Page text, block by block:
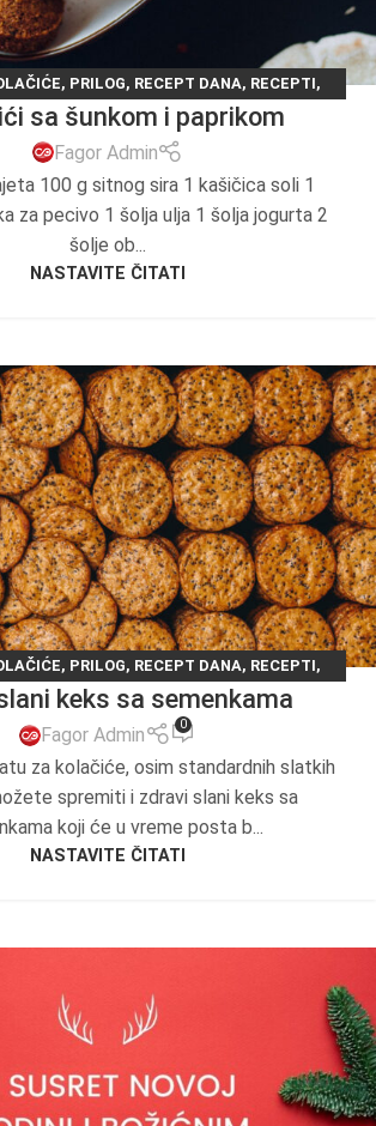
, PRILOG, RECEPT DANA, RECEPTI,
TESTO
sa šunkom i paprikom
Fagor Admin
100 g sitnog sira 1 kašičica soli 1
za pecivo 1 šolja ulja 1 šolja jogurta 2
šolje ob...
NASTAVITE ČITATI
, PRILOG, RECEPT DANA, RECEPTI,
TESTO
keks sa semenkama
Fagor Admin 0
za kolačiće, osim standardnih slatkih
spremiti i zdravi slani keks sa
koji će u vreme posta b...
NASTAVITE ČITATI